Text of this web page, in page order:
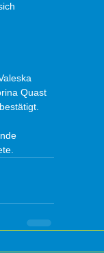
Quast